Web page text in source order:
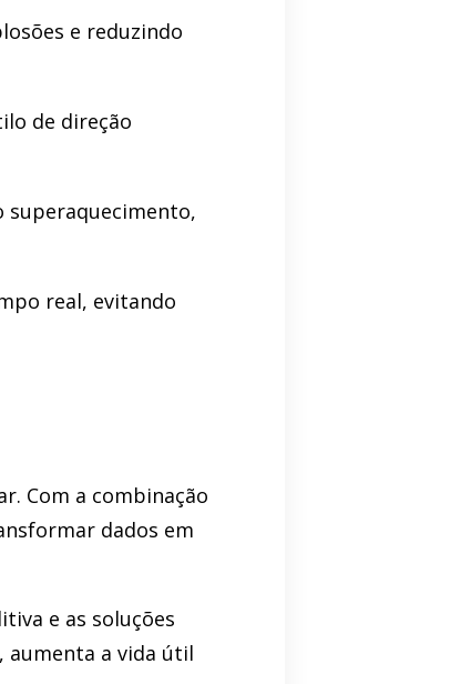
e reduzindo
de direção
superaquecimento,
real, evitando
Com a combinação
dados em
e as soluções
aumenta a vida útil